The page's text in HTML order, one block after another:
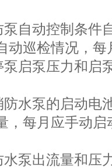
自动控制条件
动巡检情况，每
启泵压力和启
水泵的启动电
，每月应手动
泵出流量和压